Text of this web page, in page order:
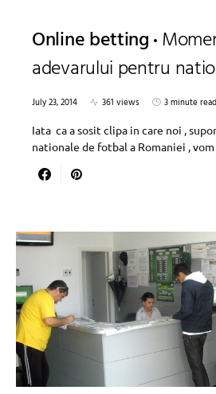
Online betting
adevarului pentru
July 23, 2014 361 views
3 minute read
Iata ca a sosit clipa in care noi ,
nationale de fotbal a Romaniei ,